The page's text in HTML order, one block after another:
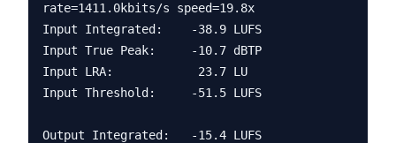
rate=1411.0kbits/s speed=19.8x
Input Integrated:    -38.9 LUFS
Input True Peak:     -10.7 dBTP
Input LRA:            23.7 LU
Input Threshold:     -51.5 LUFS
Output Integrated:   -15.4 LUFS